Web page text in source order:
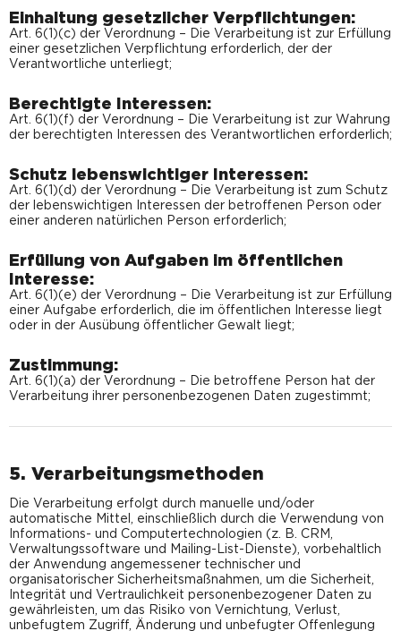
Einhaltung gesetzlicher Verpflichtungen:
Art. 6(1)(c) der Verordnung – Die Verarbeitung ist zur Erfüllung
einer gesetzlichen Verpflichtung erforderlich, der der
Verantwortliche unterliegt;
Berechtigte Interessen:
Art. 6(1)(f) der Verordnung – Die Verarbeitung ist zur Wahrung
der berechtigten Interessen des Verantwortlichen erforderlich;
Schutz lebenswichtiger Interessen:
Art. 6(1)(d) der Verordnung – Die Verarbeitung ist zum Schutz
der lebenswichtigen Interessen der betroffenen Person oder
einer anderen natürlichen Person erforderlich;
Erfüllung von Aufgaben im öffentlichen
Interesse:
Art. 6(1)(e) der Verordnung – Die Verarbeitung ist zur Erfüllung
einer Aufgabe erforderlich, die im öffentlichen Interesse liegt
oder in der Ausübung öffentlicher Gewalt liegt;
Zustimmung:
Art. 6(1)(a) der Verordnung – Die betroffene Person hat der
Verarbeitung ihrer personenbezogenen Daten zugestimmt;
5. Verarbeitungsmethoden
Die Verarbeitung erfolgt durch manuelle und/oder
automatische Mittel, einschließlich durch die Verwendung von
Informations- und Computertechnologien (z. B. CRM,
Verwaltungssoftware und Mailing-List-Dienste), vorbehaltlich
der Anwendung angemessener technischer und
organisatorischer Sicherheitsmaßnahmen, um die Sicherheit,
Integrität und Vertraulichkeit personenbezogener Daten zu
gewährleisten, um das Risiko von Vernichtung, Verlust,
unbefugtem Zugriff, Änderung und unbefugter Offenlegung